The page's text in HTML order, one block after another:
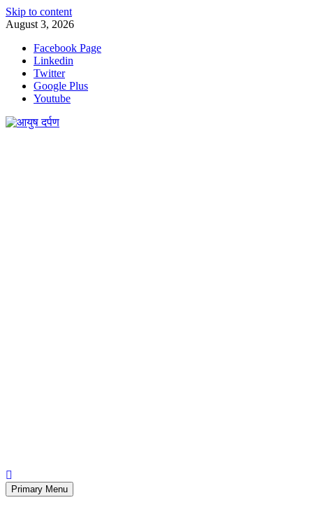
Skip to content
August 3, 2026
Facebook Page
Linkedin
Twitter
Google Plus
Youtube
Primary Menu